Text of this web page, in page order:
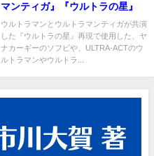
マンティガ』『ウルトラの星』
ウルトラマンとウルトラマンティガが共演
した『ウルトラの星』再現で使用した、ヤ
ナカーギーのソフビや、ULTRA-ACTのウ
ルトラマンやウルトラ...